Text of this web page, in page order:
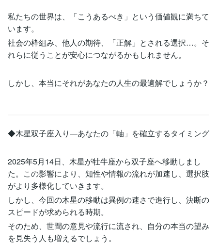
私たちの世界は、「こうあるべき」という価値観に満ちて
います。
社会の枠組み、他人の期待、「正解」とされる選択…。そ
れらに従うことが安心につながるかもしれません。
しかし、本当にそれがあなたの人生の最適解でしょうか？
◆木星双子座入り—あなたの「軸」を確立するタイミング
2025年5月14日、木星が牡牛座から双子座へ移動しまし
た。この影響により、知性や情報の流れが加速し、選択肢
がより多様化していきます。
しかし、今回の木星の移動は異例の速さで進行し、決断の
スピードが求められる時期。
そのため、世間の意見や流行に流され、自分の本当の望み
を見失う人も増えるでしょう。